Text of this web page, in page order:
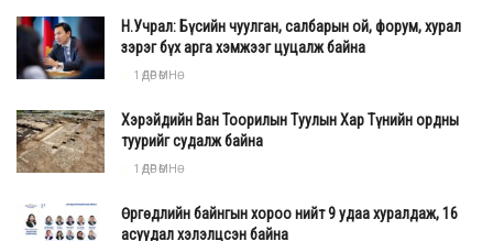
Н.Учрал: Бүсийн чуулган, салбарын ой, форум, хурал
зэрэг бүх арга хэмжээг цуцалж байна
1 ӨДӨР ӨМНӨ
Хэрэйдийн Ван Тоорилын Туулын Хар Түнийн ордны
туурийг судалж байна
1 ӨДӨР ӨМНӨ
Өргөдлийн байнгын хороо нийт 9 удаа хуралдаж, 16
асуудал хэлэлцсэн байна